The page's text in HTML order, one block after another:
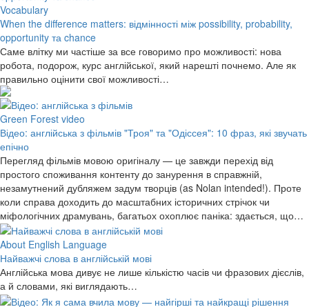
Vocabulary
When the difference matters: відмінності між possibility, probability,
opportunity та chance
Саме влітку ми частіше за все говоримо про можливості: нова
робота, подорож, курс англійської, який нарешті почнемо. Але як
правильно оцінити свої можливості…
Green Forest video
Відео: англійська з фільмів "Троя" та "Одіссея": 10 фраз, які звучать
епічно
Перегляд фільмів мовою оригіналу — це завжди перехід від
простого споживання контенту до занурення в справжній,
незамутнений дубляжем задум творців (as Nolan intended!). Проте
коли справа доходить до масштабних історичних стрічок чи
міфологічних драмувань, багатьох охоплює паніка: здається, що…
About English Language
Найважчі слова в англійській мові
Англійська мова дивує не лише кількістю часів чи фразових дієслів,
а й словами, які виглядають…